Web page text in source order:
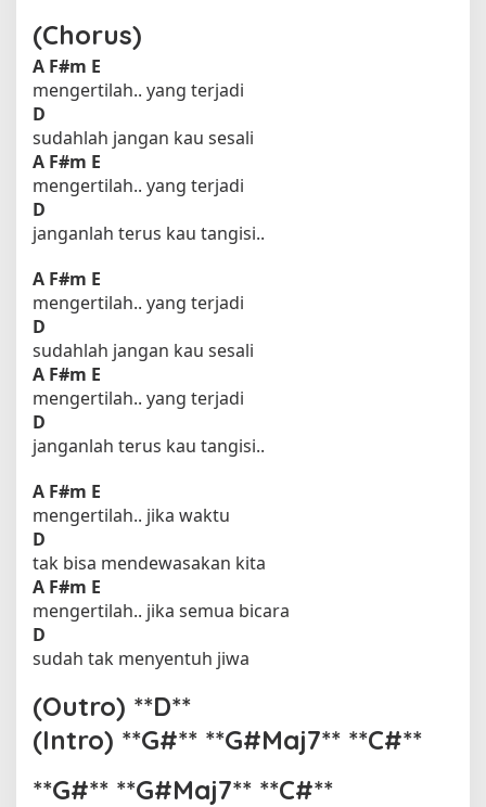
(Chorus)
A F#m E
mengertilah.. yang terjadi
D
sudahlah jangan kau sesali
A F#m E
mengertilah.. yang terjadi
D
janganlah terus kau tangisi..
A F#m E
mengertilah.. yang terjadi
D
sudahlah jangan kau sesali
A F#m E
mengertilah.. yang terjadi
D
janganlah terus kau tangisi..
A F#m E
mengertilah.. jika waktu
D
tak bisa mendewasakan kita
A F#m E
mengertilah.. jika semua bicara
D
sudah tak menyentuh jiwa
(Outro) **D**
(Intro) **G#** **G#Maj7** **C#**
**G#** **G#Maj7** **C#**